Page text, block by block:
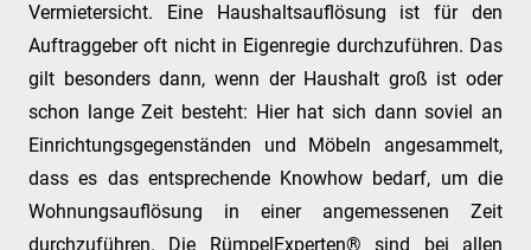
Vermietersicht. Eine Haushaltsauflösung ist für den
Auftraggeber oft nicht in Eigenregie durchzuführen. Das
gilt besonders dann, wenn der Haushalt groß ist oder
schon lange Zeit besteht: Hier hat sich dann soviel an
Einrichtungsgegenständen und Möbeln angesammelt,
dass es das entsprechende Knowhow bedarf, um die
Wohnungsauflösung in einer angemessenen Zeit
durchzuführen. Die RümpelExperten® sind bei allen